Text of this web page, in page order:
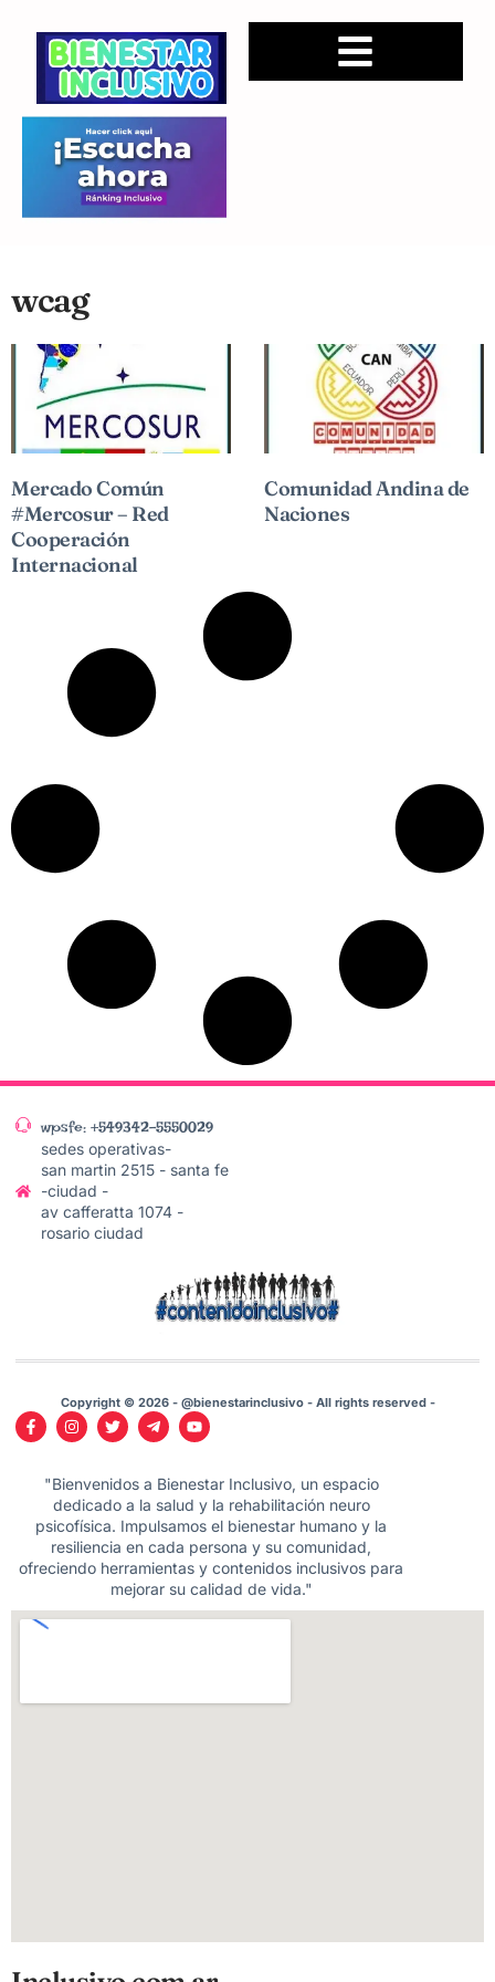
wcag
Mercado Común
#Mercosur – Red
Cooperación
Internacional
Comunidad Andina de
Naciones
wpsfe: +549342-5550029
sedes operativas-
san martin 2515 - santa fe
-ciudad -
av cafferatta 1074 -
rosario ciudad
Copyright © 2026 - @bienestarinclusivo - All rights reserved -
"Bienvenidos a Bienestar Inclusivo, un espacio
dedicado a la salud y la rehabilitación neuro
psicofísica. Impulsamos el bienestar humano y la
resiliencia en cada persona y su comunidad,
ofreciendo herramientas y contenidos inclusivos para
mejorar su calidad de vida."